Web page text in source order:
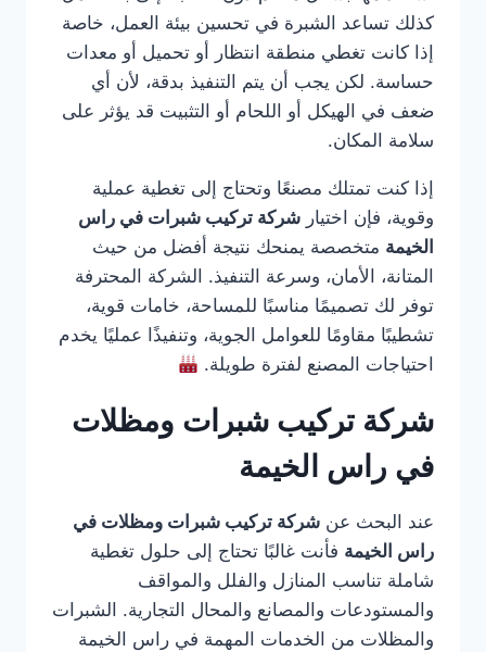
كذلك تساعد الشبرة في تحسين بيئة العمل، خاصة
إذا كانت تغطي منطقة انتظار أو تحميل أو معدات
حساسة. لكن يجب أن يتم التنفيذ بدقة، لأن أي
ضعف في الهيكل أو اللحام أو التثبيت قد يؤثر على
سلامة المكان.
إذا كنت تمتلك مصنعًا وتحتاج إلى تغطية عملية
وقوية، فإن اختيار شركة تركيب شبرات في راس
الخيمة متخصصة يمنحك نتيجة أفضل من حيث
المتانة، الأمان، وسرعة التنفيذ. الشركة المحترفة
توفر لك تصميمًا مناسبًا للمساحة، خامات قوية،
تشطيبًا مقاومًا للعوامل الجوية، وتنفيذًا عمليًا يخدم
احتياجات المصنع لفترة طويلة.
شركة تركيب شبرات ومظلات
في راس الخيمة
عند البحث عن شركة تركيب شبرات ومظلات في
راس الخيمة فأنت غالبًا تحتاج إلى حلول تغطية
شاملة تناسب المنازل والفلل والمواقف
والمستودعات والمصانع والمحال التجارية. الشبرات
والمظلات من الخدمات المهمة في راس الخيمة